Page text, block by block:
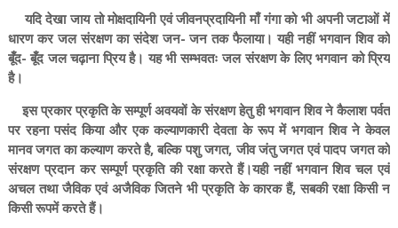
यदि देखा जाय तो मोक्षदायिनी एवं जीवनप्रदायिनी माँ गंगा को भी अपनी जटाओं में
धारण कर जल संरक्षण का संदेश जन- जन तक फैलाया। यही नहीं भगवान शिव को
बूँद- बूँद जल चढ़ाना प्रिय है। यह भी सम्भवतः जल संरक्षण के लिए भगवान को प्रिय
है।
इस प्रकार प्रकृति के सम्पूर्ण अवयवों के संरक्षण हेतु ही भगवान शिव ने कैलाश पर्वत
पर रहना पसंद किया और एक कल्याणकारी देवता के रूप में भगवान शिव ने केवल
मानव जगत का कल्याण करते है, बल्कि पशु जगत, जीव जंतु जगत एवं पादप जगत को
संरक्षण प्रदान कर सम्पूर्ण प्रकृति की रक्षा करते हैं।यही नहीं भगवान शिव चल एवं
अचल तथा जैविक एवं अजैविक जितने भी प्रकृति के कारक हैं, सबकी रक्षा किसी न
किसी रूपमें करते हैं।